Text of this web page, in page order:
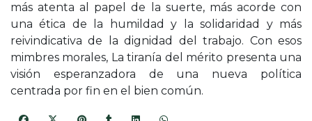
más atenta al papel de la suerte, más acorde con
una ética de la humildad y la solidaridad y más
reivindicativa de la dignidad del trabajo. Con esos
mimbres morales, La tiranía del mérito presenta una
visión esperanzadora de una nueva política
centrada por fin en el bien común.